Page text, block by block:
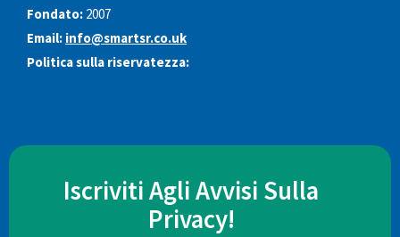
Fondato: 2007
Email: info@smartsr.co.uk
Politica sulla riservatezza:
Iscriviti Agli Avvisi Sulla
Privacy!